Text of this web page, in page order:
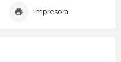
Impresora